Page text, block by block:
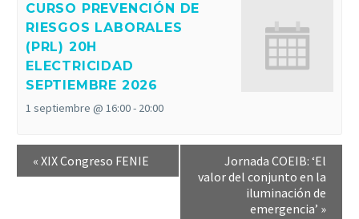
CURSO PREVENCIÓN DE
RIESGOS LABORALES
(PRL) 20H
ELECTRICIDAD
SEPTIEMBRE 2026
1 septiembre @ 16:00- 20:00
« XIX Congreso FENIE
Jornada COEIB: ‘El
valor del conjunto en la
iluminación de
emergencia’ »